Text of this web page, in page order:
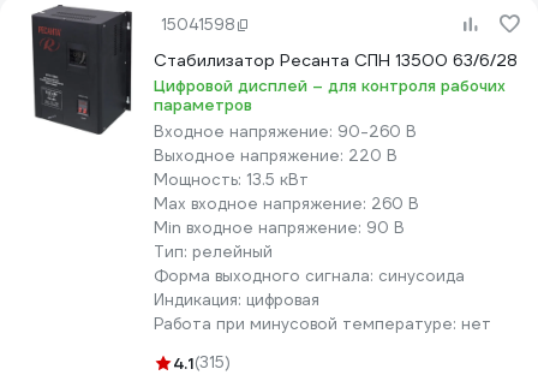
15041598
Стабилизатор Ресанта СПН 13500 63/6/28
Цифровой дисплей – для контроля рабочих
параметров
Входное напряжение: 90-260 В
Выходное напряжение: 220 В
Мощность: 13.5 кВт
Max входное напряжение: 260 В
Min входное напряжение: 90 В
Тип: релейный
Форма выходного сигнала: синусоида
Индикация: цифровая
Работа при минусовой температуре: нет
4.1(315)